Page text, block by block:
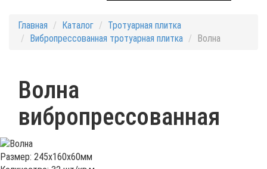
Главная Каталог
Тротуарная плитка
Вибропрессованная тротуарная плитка
Волна
Волна
вибропрессованная
Размер: 245x160x60мм